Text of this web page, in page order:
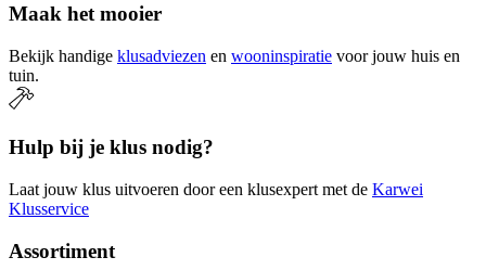
Maak het mooier
Bekijk handige klusadviezen en wooninspiratie voor jouw huis en
tuin.
Hulp bij je klus nodig?
Laat jouw klus uitvoeren door een klusexpert met de Karwei
Klusservice
Assortiment